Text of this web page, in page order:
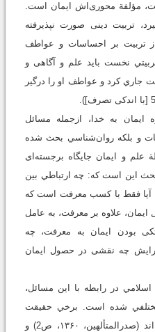
مؤلفة محوری‌اش ایمان است.
تربیت دینی صورت نپذیرفته
از تربیت بر احساسات و عواطف
نخست بايد علم و آگاهی و
جاري كرد و عواطف او را درگير
ايمان به خدا، ازجمله مسائل
و بلكه روان‌شناسي بحث شده
علم و ايمان جایگاه برجسته‌ای
اين است كه: چه ارتباطي بین
آيا فقط با کسب معرفت است که
علاوه بر معرفت، به عامل
بودن ايمان به معرفت، چه
چه نقشی در حصول ایمان
در رابطه با اين مسائل،
شده است. برخي حقيقت
ايمان را مساوي با معرفت گرفته‌اند‏ (صدرالمتألهین، ۱۳۶۰، ص2) و